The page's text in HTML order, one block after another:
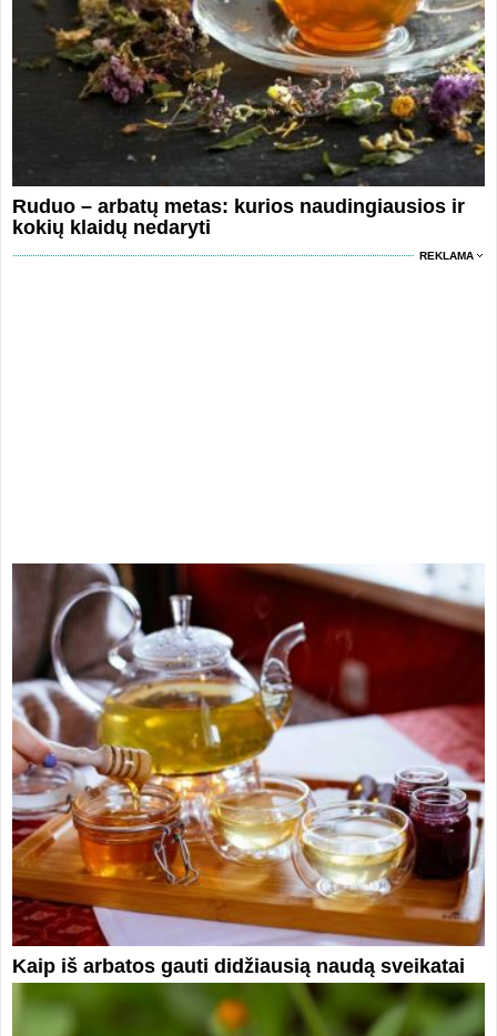
Ruduo – arbatų metas: kurios naudingiausios ir
kokių klaidų nedaryti
REKLAMA
Kaip iš arbatos gauti didžiausią naudą sveikatai